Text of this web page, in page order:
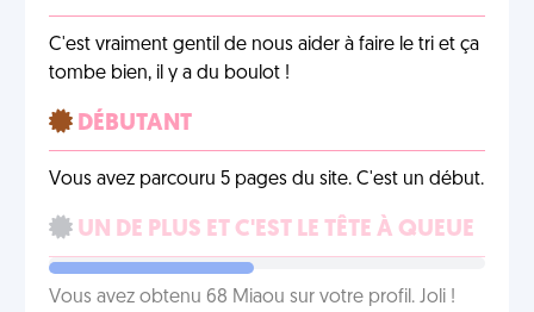
C'est vraiment gentil de nous aider à faire le tri et ça
tombe bien, il y a du boulot !
DÉBUTANT
Vous avez parcouru 5 pages du site. C'est un début.
UN DE PLUS ET C'EST LE TÊTE À QUEUE
Vous avez obtenu 68 Miaou sur votre profil. Joli !